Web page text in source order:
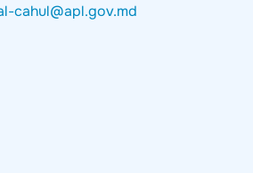
cahul@apl.gov.md